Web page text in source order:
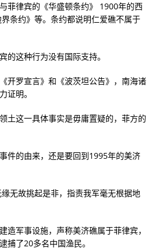
菲律宾的《华盛顿条约》 1900年的西
条约》等。条约都说明仁爱礁不属于
的这种行为没有国际支持。
开罗宣言》和《波茨坦公告》，南海诸
证明。
土这一具体事实是毋庸置疑的，菲方的
件的由来，还是要回到1995年的美济
无故挑起是非，指责我军毫无根据地
造军事设施，声称美济礁属于菲律宾，
捕了20多名中国渔民。